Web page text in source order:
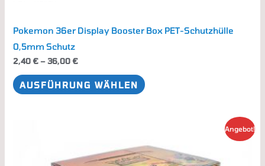
Pokemon 36er Display Booster Box PET-Schutzhülle
0,5mm Schutz
2,40 € –36,00 €
AUSFÜHRUNG WÄHLEN
Angebot!
Produkt
weist